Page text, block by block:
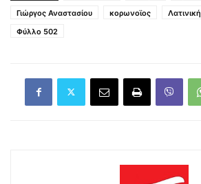
Γιώργος Αναστασίου
κορωνοϊος
Φύλλο 502